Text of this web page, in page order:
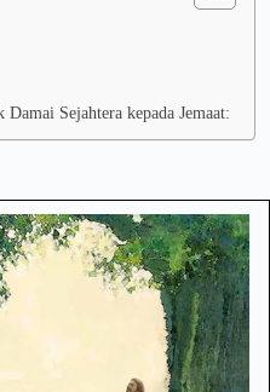
Sejahtera kepada Jemaat: